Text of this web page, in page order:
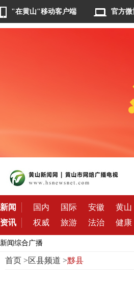
"在黄山"移动客户端 官方微
新闻 国内 国际 安徽 黄山
资讯
权威 旅游 法治 健康
新闻综合广播
首页>区县频道 >黟县